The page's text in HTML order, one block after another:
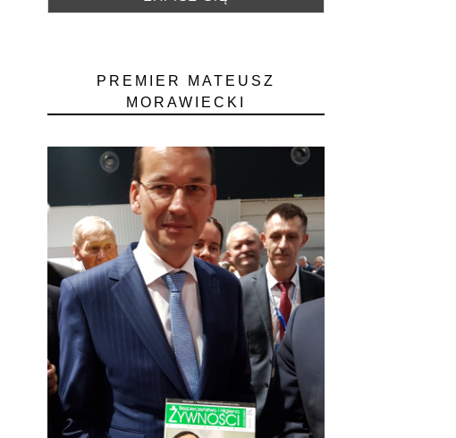
PREMIER MATEUSZ
MORAWIECKI